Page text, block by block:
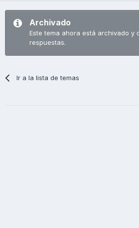
Archivado
Este tema ahora está archivado y
respuestas.
Ir a la lista de temas